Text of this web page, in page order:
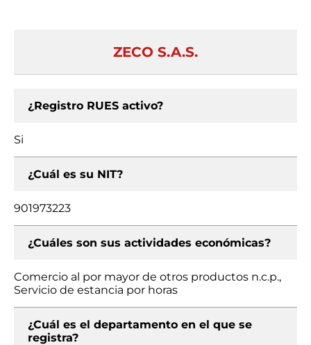
ZECO S.A.S.
¿Registro RUES activo?
Si
¿Cuál es su NIT?
901973223
¿Cuáles son sus actividades económicas?
Comercio al por mayor de otros productos n.c.p.,
Servicio de estancia por horas
¿Cuál es el departamento en el que se
registra?